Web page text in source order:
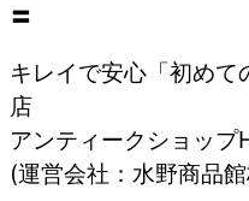
〓
キレイで安心「初め
店
アンティークショップ
(運営会社：水野商品